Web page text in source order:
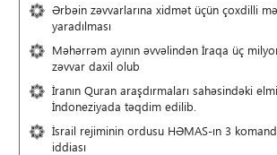
Ərbəin zəvvarlarına xidmət üçün çoxdilli
yaradılması
Məhərrəm ayının əvvəlindən İraqa üç
zəvvar daxil olub
İranın Quran araşdırmaları sahəsindəki
İndoneziyada təqdim edilib.
İsrail rejiminin ordusu HƏMAS-ın 3
iddiası